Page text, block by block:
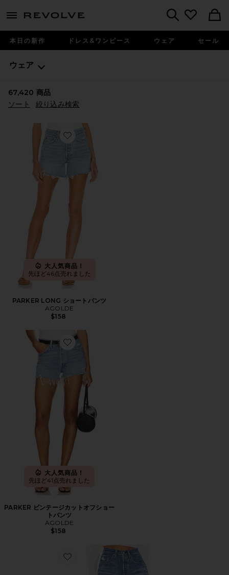
menu - shows more content
本日の新作 ドレス&ワンピース ウェア セール
ウェア
67,420 商品
ソート
絞り込み検索
Favorite PARKER LONG ショートパンツ
大人気商品！
先ほど46点売れました
PARKER LONG ショートパンツ
AGOLDE
$158
Favorite PARKER ビンテージカットオフショートパンツ
大人気商品！
先ほど41点売れました
PARKER ビンテージカットオフショー
トパンツ
AGOLDE
$158
Favorite 501 ORIGINAL デニムショートパンツ